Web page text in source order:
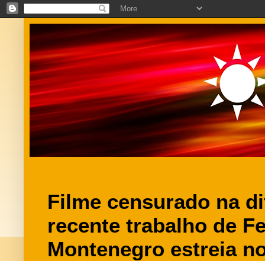
Filme censurado na
recente trabalho de
Montenegro estreia